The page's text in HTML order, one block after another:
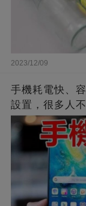
2023/12/09
手機耗電快、
設置，很多人